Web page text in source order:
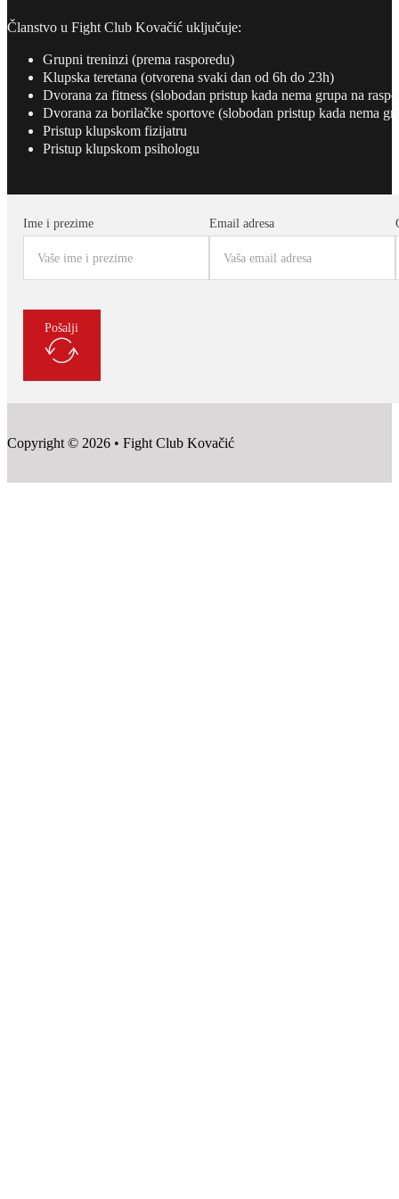
Članstvo u Fight Club Kovačić uključuje:
Grupni treninzi (prema rasporedu)
Klupska teretana (otvorena svaki dan od 6h do 23h)
Dvorana za fitness (slobodan pristup kada nema grupa na
Dvorana za borilačke sportove (slobodan pristup kada nema
Pristup klupskom fizijatru
Pristup klupskom psihologu
Ime i prezime Email adresa
Pošalji
Copyright © 2026 • Fight Club Kovačić